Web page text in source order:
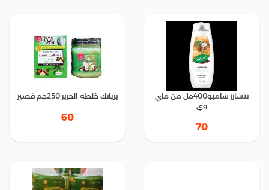
نتشارز شامبو400مل من ماي
وي
70
بريانك خلطه الحرير 250جم قصير
60